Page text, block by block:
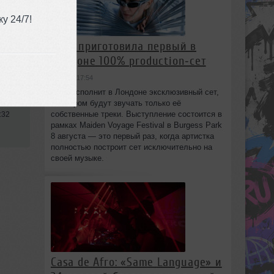
24/7!
HAAi приготовила первый в
Лондоне 100% production‑сет
вчера в 17:54
HAAi исполнит в Лондоне эксклюзивный сет,
в котором будут звучать только её
собственные треки. Выступление состоится в
рамках Maiden Voyage Festival в Burgess Park
8 августа — это первый раз, когда артистка
полностью построит сет исключительно на
своей музыке.
Casa de Afro: «Same Language» и